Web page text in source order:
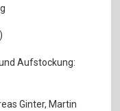
Aufstockung:
Ginter, Martin